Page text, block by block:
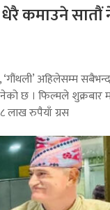
धेरै कमाउने सातौं
अहिलेसम्म
छ । फिल्मले शुक्रबार
लाख रुपैयाँ ग्रस